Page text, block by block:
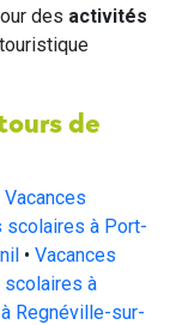
des activités
de
Vacances
scolaires à Port-
• Vacances
scolaires à
Regnéville-sur-